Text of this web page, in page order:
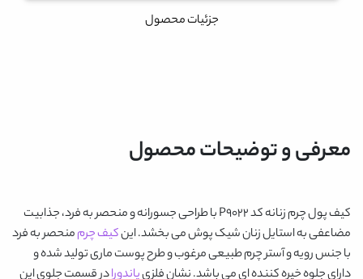
جزئیات محصول
معرفی و توضیحات محصول
کیف پول چرم زنانه کد P9022
با طراحی جسورانه و منحصر به فرد، جذابیت
مضاعفی به استایل زنان شیک پوش می بخشد. اینکیف چرممنحصر به فرد
با جنس رویه و آستر چرم طبیعی مرغوب و طرح پوست ماری تولید شده و
دارای جلوه خیره کننده ای می باشد. نشان فلزیپاندورادر قسمت جلوی این